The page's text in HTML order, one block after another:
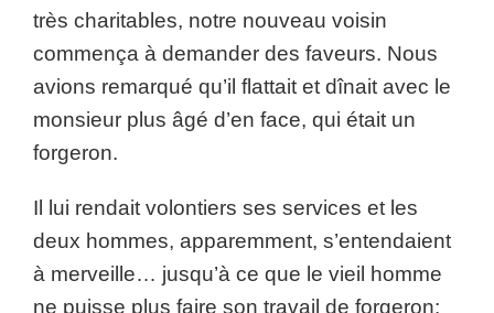
très charitables, notre nouveau voisin
commença à demander des faveurs. Nous
avions remarqué qu’il flattait et dînait avec le
monsieur plus âgé d’en face, qui était un
forgeron.
Il lui rendait volontiers ses services et les
deux hommes, apparemment, s’entendaient
à merveille… jusqu’à ce que le vieil homme
ne puisse plus faire son travail de forgeron: